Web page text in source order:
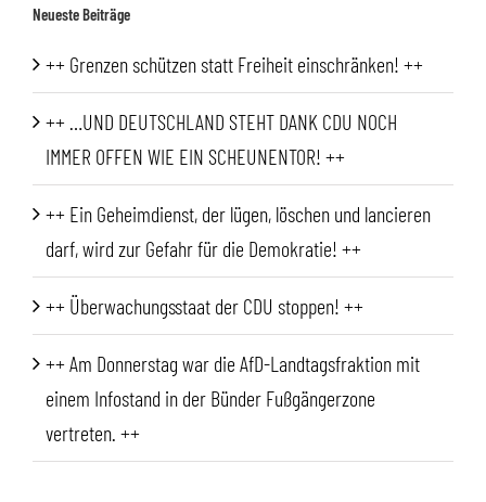
Neueste Beiträge
++ Grenzen schützen statt Freiheit einschränken! ++
++ …UND DEUTSCHLAND STEHT DANK CDU NOCH
IMMER OFFEN WIE EIN SCHEUNENTOR! ++
++ Ein Geheimdienst, der lügen, löschen und lancieren
darf, wird zur Gefahr für die Demokratie! ++
++ Überwachungsstaat der CDU stoppen! ++
++ Am Donnerstag war die AfD-Landtagsfraktion mit
einem Infostand in der Bünder Fußgängerzone
vertreten. ++